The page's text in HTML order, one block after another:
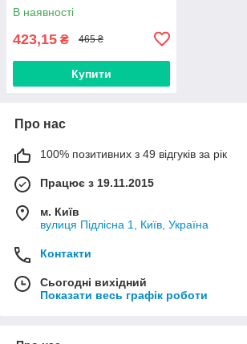
В наявності
423,15 ₴ 465 ₴
Купити
Про нас
100% позитивних з 49 відгуків за рік
Працює з 19.11.2015
м. Київ
вулиця Підлісна 1, Київ, Україна
Контакти
Сьогодні вихідний
Показати весь графік роботи